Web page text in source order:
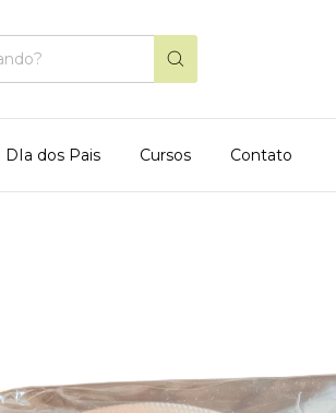
DIa dos Pais Cursos Contato